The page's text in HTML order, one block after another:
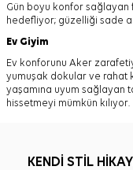
Gün boyu konfor sağlayan
hedefliyor; güzelliği sade
Ev Giyim
Ev konforunu Aker
yumuşak dokular ve rahat
yaşamına uyum sağlayan
hissetmeyi mümkün kılıyor.
KENDİ STİL